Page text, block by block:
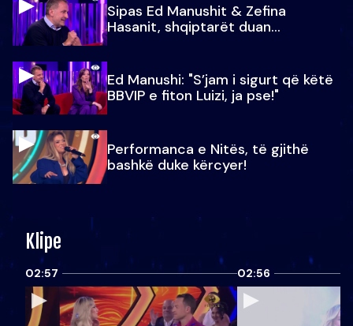
Sipas Ed Manushit & Zefina
Hasanit, shqiptarët duan...
Ed Manushi: "S’jam i sigurt që këtë
BBVIP e fiton Luizi, ja pse!"
Performanca e Nitës, të gjithë
bashkë duke kërcyer!
Klipe
02:57 02:56